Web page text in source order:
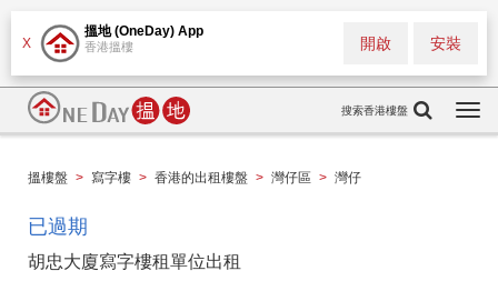
X
搵地 (OneDay) App
香港搵樓 安裝
開啟
搜索香港樓盤
搵樓盤 > 寫字樓 > 香港的出租樓盤 > 灣仔區 > 灣仔
已過期
胡忠大廈寫字樓租單位出租